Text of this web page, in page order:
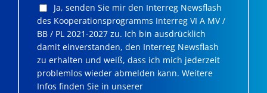
Ja, senden Sie mir den Interreg Newsflash
des Kooperationsprogramms Interreg VI A MV /
BB / PL 2021-2027 zu. Ich bin ausdrücklich
damit einverstanden, den Interreg Newsflash
zu erhalten und weiß, dass ich mich jederzeit
problemlos wieder abmelden kann. Weitere
Infos finden Sie in unserer